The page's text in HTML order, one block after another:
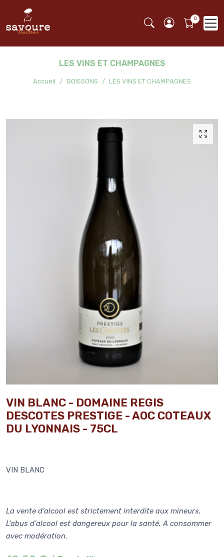
LES VINS ET CHAMPAGNES
Accueil BOISSONS LES VINS ET CHAMPAGNES
VIN BLANC - DOMAINE REGIS
DESCOTES PRESTIGE - AOC COTEAUX
DU LYONNAIS - 75CL
VIN BLANC
La vente d’alcool est strictement interdite aux mineurs.
L’abus d’alcool est dangereux pour la santé. A consommer
avec modération.